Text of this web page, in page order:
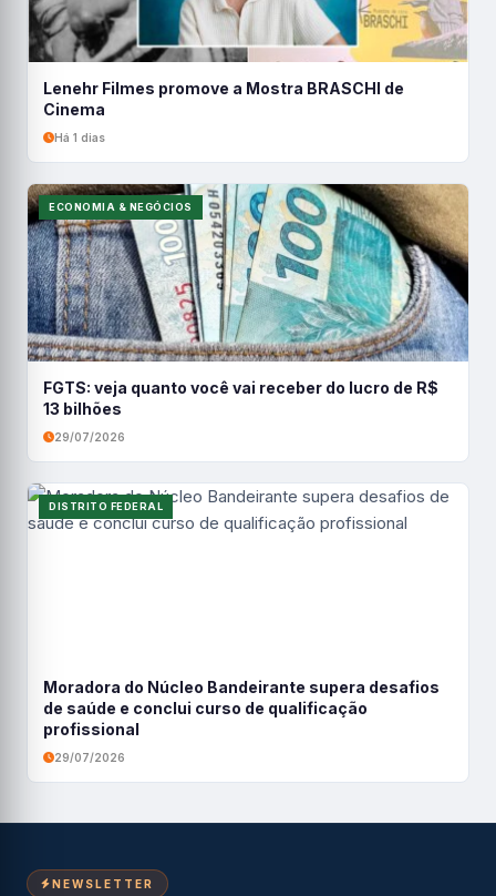
Lenehr Filmes promove a Mostra BRASCHI de
Cinema
Há 1 dias
ECONOMIA & NEGÓCIOS
FGTS: veja quanto você vai receber do lucro de R$
13 bilhões
29/07/2026
DISTRITO FEDERAL
Moradora do Núcleo Bandeirante supera desafios
de saúde e conclui curso de qualificação
profissional
29/07/2026
NEWSLETTER